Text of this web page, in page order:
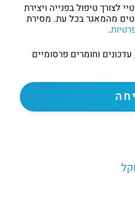
לצורך טיפול בפנייה ויצירת
מהמאגר בכל עת. מסירת
.
וחומרים פרסומיים